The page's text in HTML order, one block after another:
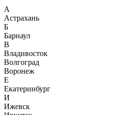
А
Астрахань
Б
Барнаул
В
Владивосток
Волгоград
Воронеж
Е
Екатеринбург
И
Ижевск